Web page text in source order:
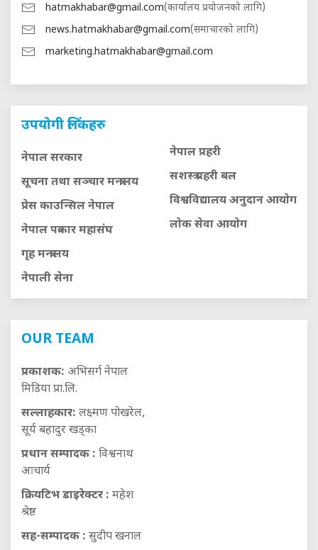
hatmakhabar@gmail.com(कार्यालय प्रयोजनको लागि)
news.hatmakhabar@gmail.com(समाचारको लागि)
marketing.hatmakhabar@gmail.com
उपयोगी लिंकहरु
नेपाल सरकार
सूचना तथा सञ्चार मन्त्रालय
प्रेस काउन्सिल नेपाल
नेपाल पत्रकार महासंघ
गृह मन्त्रालय
नेपाली सेना
नेपाल प्रहरी
सशस्त्र प्रहरी बल
विश्वविद्यालय अनुदान आयाेग
लाेक सेवा आयाेग
OUR TEAM
प्रकाशक: अभिसर्ग नेपाल
मिडिया प्रा.लि.
सल्लाहकार: लक्ष्मण पोखरेल,
सूर्य बहादुर खड्का
प्रधान सम्पादक : विश्वनाथ
आचार्य
क्रियटिभ डाइरेक्टर : महेश
श्रेष्ठ
सह-सम्पादक : सुदीप खनाल